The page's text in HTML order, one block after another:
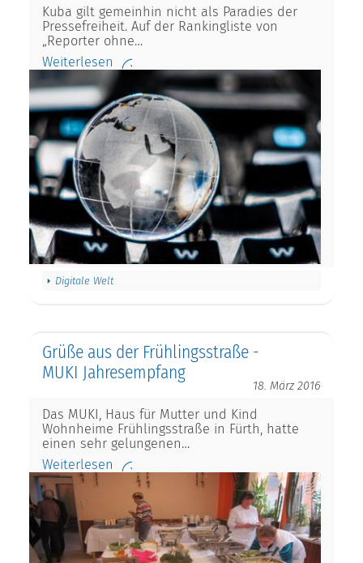
Kuba gilt gemeinhin nicht als Paradies der
Pressefreiheit. Auf der Rankingliste von
„Reporter ohne…
Weiterlesen
Digitale Welt
Grüße aus der Frühlingsstraße -
MUKI Jahresempfang
18. März 2016
Das MUKI, Haus für Mutter und Kind
Wohnheime Frühlingsstraße in Fürth, hatte
einen sehr gelungenen…
Weiterlesen